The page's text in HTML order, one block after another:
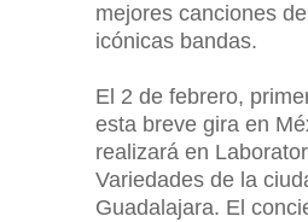
mejores canciones
icónicas bandas.
El 2 de febrero,
esta breve gira en
realizará en
Variedades de la
Guadalajara. El